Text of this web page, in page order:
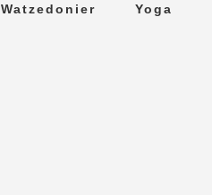
Watzedonier Yoga